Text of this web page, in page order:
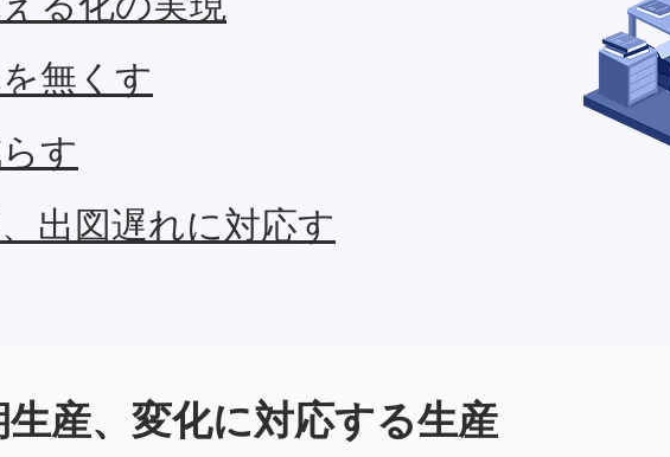
無くす
す
出図遅れに対応す
生産、変化に対応する生産